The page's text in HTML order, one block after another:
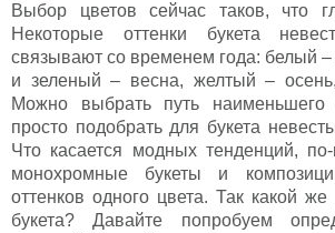
Выбор цветов сейчас таков, что
Некоторые оттенки букета
связывают со временем года: белый –
и зеленый – весна, желтый –
Можно выбрать путь наименьшего
просто подобрать для букета
Что касается модных тенденций,
монохромные букеты и
оттенков одного цвета. Так какой
букета? Давайте попробуем